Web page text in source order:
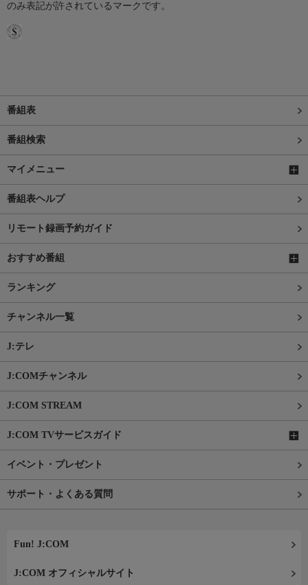
のみ表記が許されているマークです。
番組表
番組検索
マイメニュー
番組表ヘルプ
リモート録画予約ガイド
おすすめ番組
ランキング
チャンネル一覧
J:テレ
J:COMチャンネル
J:COM STREAM
J:COM TVサービスガイド
イベント・プレゼント
サポート・よくある質問
Fun! J:COM
J:COM オフィシャルサイト